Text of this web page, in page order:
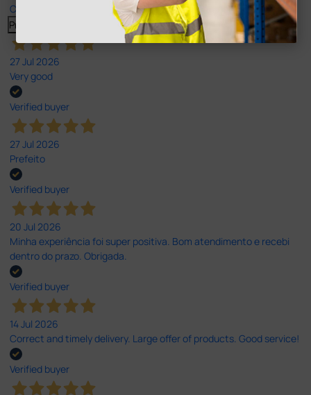
Click here to read them all >
Previous
27 Jul 2026
Very good
Verified buyer
27 Jul 2026
Prefeito
Verified buyer
20 Jul 2026
Minha experiência foi super positiva. Bom atendimento e recebi
dentro do prazo. Obrigada.
Verified buyer
14 Jul 2026
Correct and timely delivery. Large offer of products. Good service!
Verified buyer